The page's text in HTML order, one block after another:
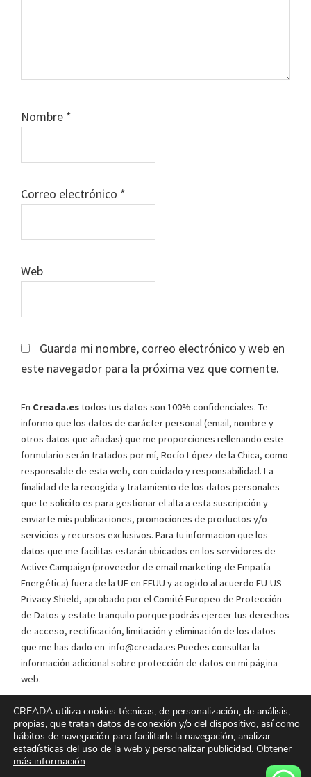
Nombre *
Correo electrónico *
Web
Guarda mi nombre, correo electrónico y web en
este navegador para la próxima vez que comente.
En Creada.estodos tus datos son 100% confidenciales. Te
informo que los datos de carácter personal (email, nombre y
otros datos que añadas) que me proporciones rellenando este
formulario serán tratados por mí, Rocío López de la Chica, como
responsable de esta web, con cuidado y responsabilidad. La
finalidad de la recogida y tratamiento de los datos personales
que te solicito es para gestionar el alta a esta suscripción y
enviarte mis publicaciones, promociones de productos y/o
servicios y recursos exclusivos. Para tu informacion que los
datos que me facilitas estarán ubicados en los servidores de
Active Campaign (proveedor de email marketing de Empatía
Energética) fuera de la UE en EEUU y acogido al acuerdo EU-US
Privacy Shield, aprobado por el Comité Europeo de Protección
de Datos y estate tranquilo porque podrás ejercer tus derechos
de acceso, rectificación, limitación y eliminación de los datos
que me has dado en info@creada.es Puedes consultar la
información adicional sobre protección de datos en mi página
web.
He leído y acepto laPolítica de privacidad*
CREADA utiliza cookies técnicas, de personalización, de análisis,
propias, que tratan datos de conexión y/o del dispositivo, así como
hábitos de navegación para facilitarle la navegación, analizar
estadísticas del uso de la web y personalizar publicidad. Obtener
más información